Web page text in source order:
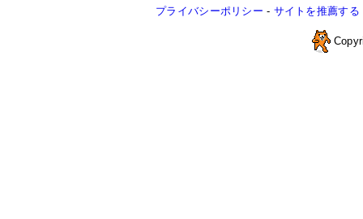
プライバシーポリシー - サイトを推薦する